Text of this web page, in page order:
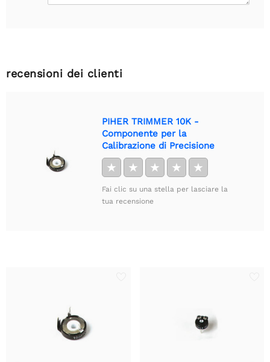
recensioni dei clienti
PIHER TRIMMER 10K -
Componente per la
Calibrazione di Precisione
★ ★ ★ ★ ★
Fai clic su una stella per lasciare la
tua recensione